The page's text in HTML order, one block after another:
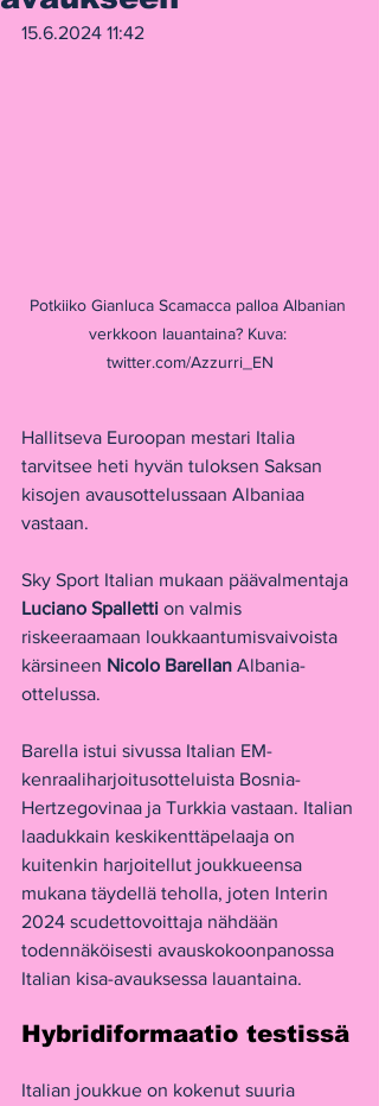
15.6.2024 11:42
Potkiiko Gianluca Scamacca palloa Albanian
verkkoon lauantaina? Kuva:
twitter.com/Azzurri_EN
Hallitseva Euroopan mestari Italia
tarvitsee heti hyvän tuloksen Saksan
kisojen avausottelussaan Albaniaa
vastaan.
Sky Sport Italian mukaan päävalmentaja
Luciano Spalletti on valmis
riskeeraamaan loukkaantumisvaivoista
kärsineen Nicolo Barellan Albania-
ottelussa.
Barella istui sivussa Italian EM-
kenraaliharjoitusotteluista Bosnia-
Hertzegovinaa ja Turkkia vastaan. Italian
laadukkain keskikenttäpelaaja on
kuitenkin harjoitellut joukkueensa
mukana täydellä teholla, joten Interin
2024 scudettovoittaja nähdään
todennäköisesti avauskokoonpanossa
Italian kisa-avauksessa lauantaina.
Hybridiformaatio testissä
Italian joukkue on kokenut suuria